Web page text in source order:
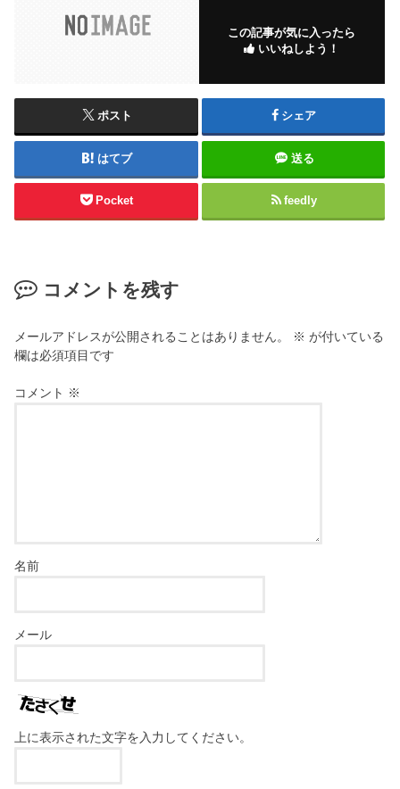
この記事が気に入ったら
いいねしよう！
ポスト シェア
はてブ 送る
Pocket feedly
コメントを残す
メールアドレスが公開されることはありません。 ※ が付いている
欄は必須項目です
コメント ※
名前
メール
上に表示された文字を入力してください。